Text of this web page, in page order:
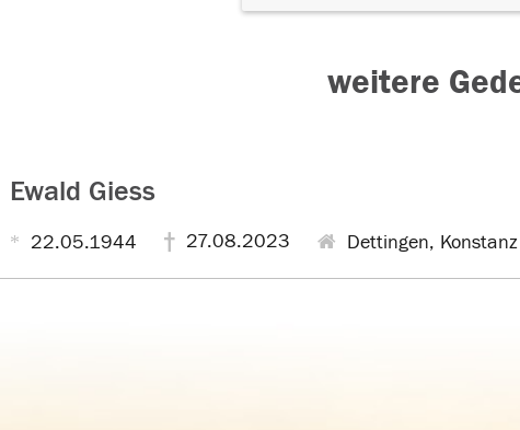
weitere
Ewald Giess
22.05.1944 27.08.2023 Dettingen, Konstanz